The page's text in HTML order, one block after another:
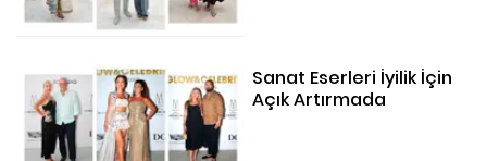
Sanat Eserleri İyilik İçin
Açık Artırmada